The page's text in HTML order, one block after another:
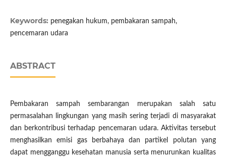
Keywords: penegakan hukum, pembakaran sampah,
pencemaran udara
ABSTRACT
Pembakaran sampah sembarangan merupakan salah satu
permasalahan lingkungan yang masih sering terjadi di masyarakat
dan berkontribusi terhadap pencemaran udara. Aktivitas tersebut
menghasilkan emisi gas berbahaya dan partikel polutan yang
dapat mengganggu kesehatan manusia serta menurunkan kualitas